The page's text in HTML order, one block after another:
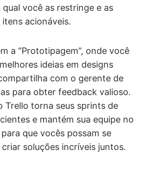
qual você as restringe e as
acionáveis.
a “Prototipagem”, onde você
ideias em designs
com o gerente de
para obter feedback valioso.
Trello torna seus sprints de
e mantém sua equipe no
que vocês possam se
soluções incríveis juntos.